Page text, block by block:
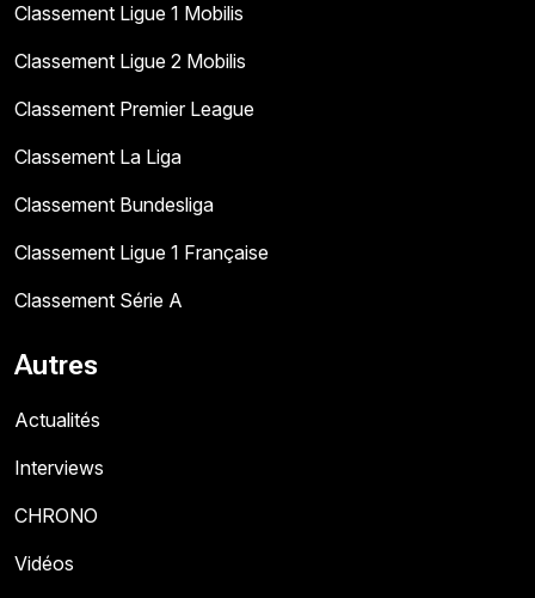
Classement Ligue 1 Mobilis
Classement Ligue 2 Mobilis
Classement Premier League
Classement La Liga
Classement Bundesliga
Classement Ligue 1 Française
Classement Série A
Autres
Actualités
Interviews
CHRONO
Vidéos